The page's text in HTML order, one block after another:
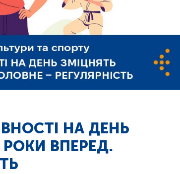
НА ДЕНЬ
ВПЕРЕД.